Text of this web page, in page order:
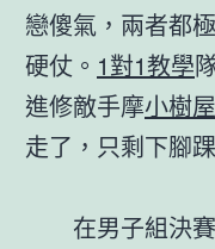
戀傻氣，兩者都
硬仗。 1對1教學
進修敵手摩小樹屋
走了，只剩下腳
在男子組決